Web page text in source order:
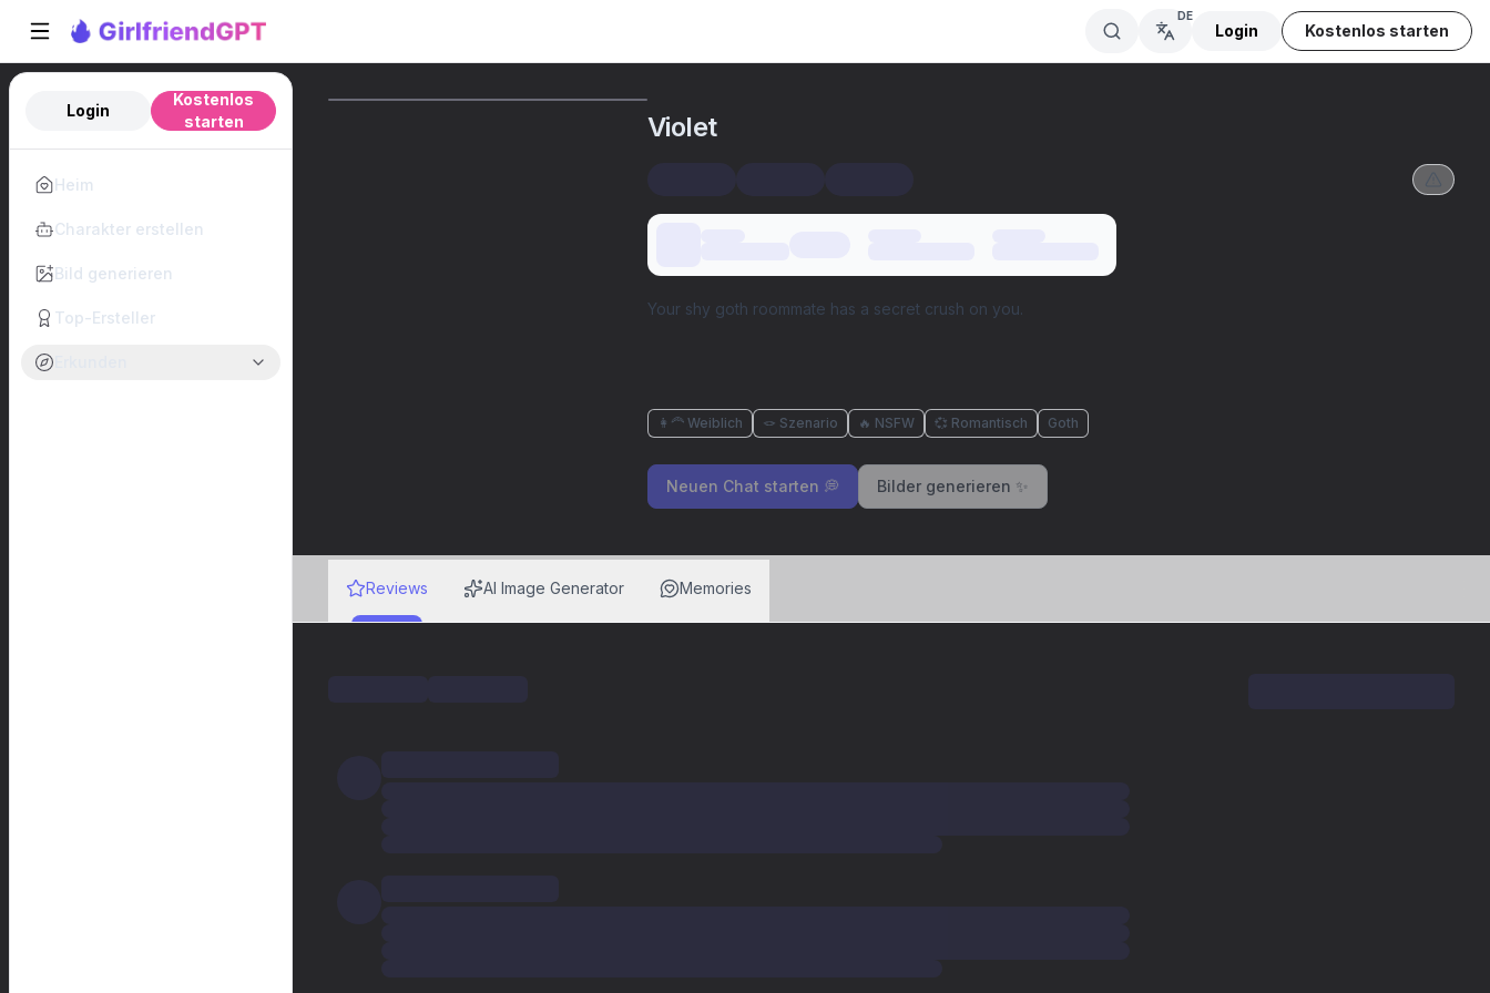
DE
Login Kostenlos starten
Login
Kostenlos
starten
Heim
Charakter erstellen
Bild generieren
Top-Ersteller
Violet
Your shy goth roommate has a secret crush on you.
👩‍🦰 Weiblich 🪢 Szenario 🔥 NSFW 💞 Romantisch Goth
Neuen Chat starten 💭 Bilder generieren ✨
Reviews AI Image Generator Memories